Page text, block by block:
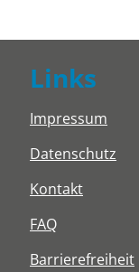
Links
Impressum
Datenschutz
Kontakt
FAQ
Barrierefreiheit